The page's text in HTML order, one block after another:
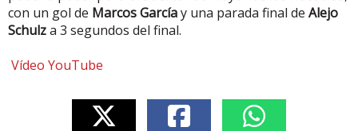
con un gol de Marcos Garcíay una parada final de Alejo
Schulza 3 segundos del final.
Vídeo YouTube